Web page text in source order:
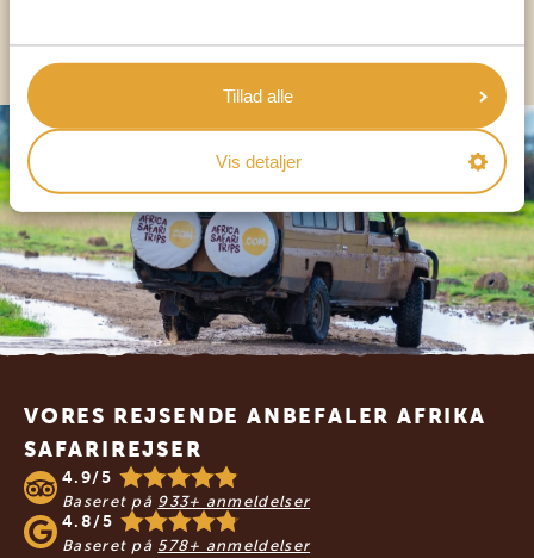
Tillad alle
Vis detaljer
Footer
VORES REJSENDE ANBEFALER AFRIKA
SAFARIREJSER
4.9/5
Baseret på 933+ anmeldelser
4.8/5
Baseret på 578+ anmeldelser